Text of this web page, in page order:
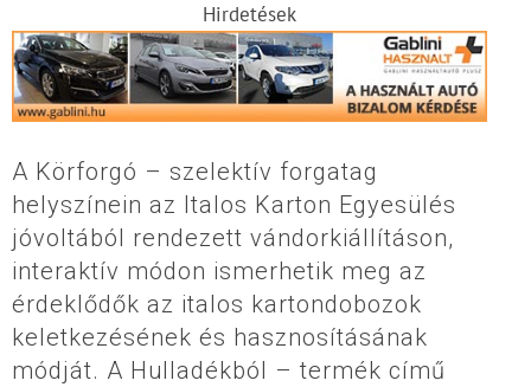
Hirdetések
A Körforgó – szelektív forgatag
helyszínein az Italos Karton Egyesülés
jóvoltából rendezett vándorkiállításon,
interaktív módon ismerhetik meg az
érdeklődők az italos kartondobozok
keletkezésének és hasznosításának
módját. A Hulladékból – termék című